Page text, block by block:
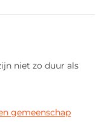
niet zo duur als
gemeenschap